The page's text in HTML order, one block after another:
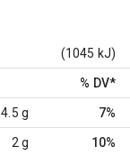
(1045 kJ)
% DV*
4.5 g 7%
2 g 10%